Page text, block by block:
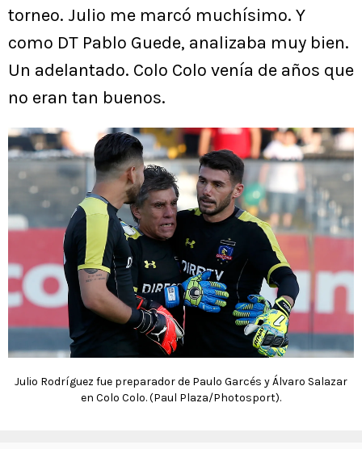
torneo. Julio me marcó muchísimo. Y
como DT Pablo Guede, analizaba muy bien.
Un adelantado. Colo Colo venía de años que
no eran tan buenos.
Julio Rodríguez fue preparador de Paulo Garcés y Álvaro Salazar
en Colo Colo. (Paul Plaza/Photosport).